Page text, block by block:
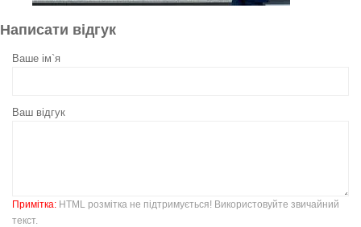
Написати відгук
Ваше ім`я
Ваш відгук
Примітка: HTML розмітка не підтримується! Використовуйте звичайний
текст.